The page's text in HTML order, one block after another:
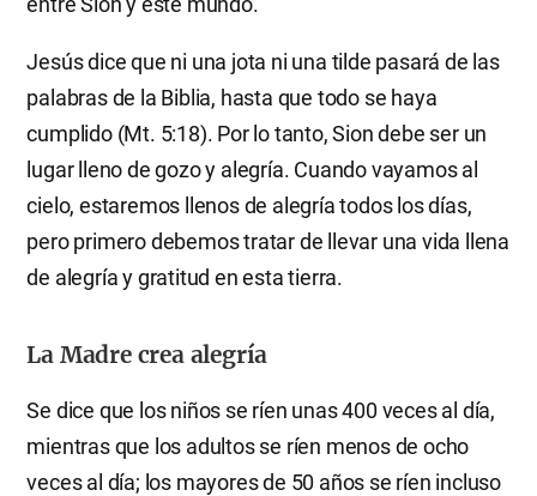
Jesús dice que ni una jota ni una tilde pasará de las
palabras de la Biblia, hasta que todo se haya
cumplido (Mt. 5:18). Por lo tanto, Sion debe ser un
lugar lleno de gozo y alegría. Cuando vayamos al
cielo, estaremos llenos de alegría todos los días,
pero primero debemos tratar de llevar una vida llena
de alegría y gratitud en esta tierra.
La Madre crea alegría
Se dice que los niños se ríen unas 400 veces al día,
mientras que los adultos se ríen menos de ocho
veces al día; los mayores de 50 años se ríen incluso